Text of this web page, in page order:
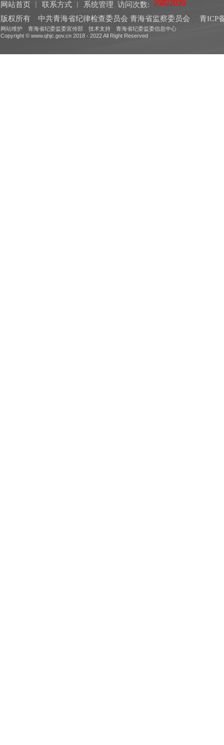
网站首页 联系方式 系统管理 访问次数:
版权所有 中共青海省纪律检查委员会 青海省监察委员会
青ICP
网站维护 青海省纪委监委宣传部 技术支持 青海省纪委监委信息中心
Copyright © www.qhjc.gov.cn 2018 - 2022 All Right Reserved